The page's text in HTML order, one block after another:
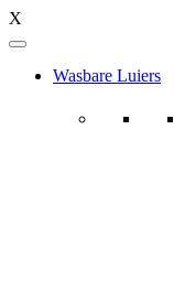
X
Wasbare Luiers